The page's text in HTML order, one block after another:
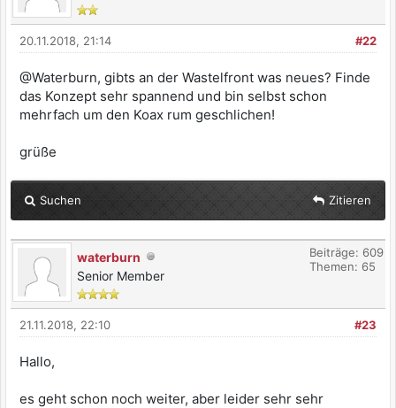
#22
20.11.2018, 21:14
@Waterburn, gibts an der Wastelfront was neues? Finde
das Konzept sehr spannend und bin selbst schon
mehrfach um den Koax rum geschlichen!
grüße
Suchen Zitieren
waterburn
Senior Member
Beiträge: 609
Themen: 65
#23
21.11.2018, 22:10
Hallo,
es geht schon noch weiter, aber leider sehr sehr